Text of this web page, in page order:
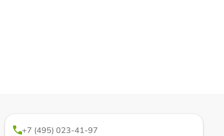
+7 (495) 023-41-97